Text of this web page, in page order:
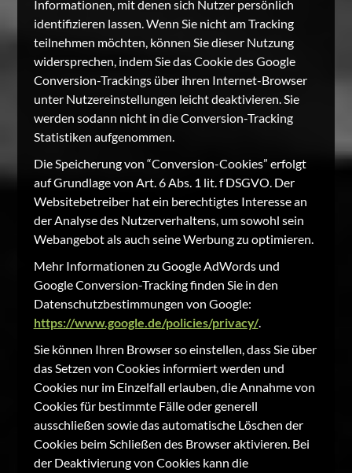
Informationen, mit denen sich Nutzer persönlich
identifizieren lassen. Wenn Sie nicht am Tracking
teilnehmen möchten, können Sie dieser Nutzung
widersprechen, indem Sie das Cookie des Google
Conversion-Trackings über ihren Internet-Browser
unter Nutzereinstellungen leicht deaktivieren. Sie
werden sodann nicht in die Conversion-Tracking
Statistiken aufgenommen.
Die Speicherung von “Conversion-Cookies” erfolgt
auf Grundlage von Art. 6 Abs. 1 lit. f DSGVO. Der
Websitebetreiber hat ein berechtigtes Interesse an
der Analyse des Nutzerverhaltens, um sowohl sein
Webangebot als auch seine Werbung zu optimieren.
Mehr Informationen zu Google AdWords und
Google Conversion-Tracking finden Sie in den
Datenschutzbestimmungen von Google:
https://www.google.de/policies/privacy/.
Sie können Ihren Browser so einstellen, dass Sie über
das Setzen von Cookies informiert werden und
Cookies nur im Einzelfall erlauben, die Annahme von
Cookies für bestimmte Fälle oder generell
ausschließen sowie das automatische Löschen der
Cookies beim Schließen des Browser aktivieren. Bei
der Deaktivierung von Cookies kann die